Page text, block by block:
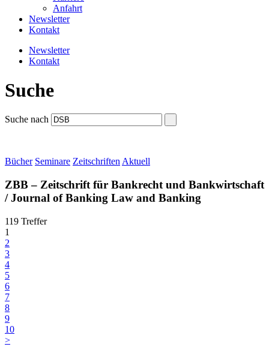
Anfahrt
Newsletter
Kontakt
Newsletter
Kontakt
Suche
Suche nach
Bücher Seminare ZeitschriftenAktuell
ZBB – Zeitschrift für Bankrecht und Bankwirtschaft
/ Journal of Banking Law and Banking
119 Treffer
1
2
3
4
5
6
7
8
9
10
>